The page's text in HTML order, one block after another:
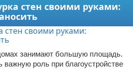
стен своими руками:
занимают большую площадь.
важную роль при благоустройстве